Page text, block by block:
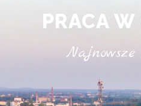
PRACA